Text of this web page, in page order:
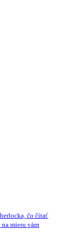
čo čítať
mieru vám